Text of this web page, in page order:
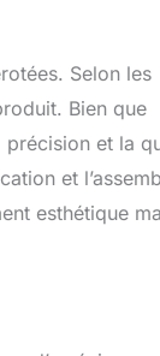
Selon les
Bien que
et la
et
esthétique